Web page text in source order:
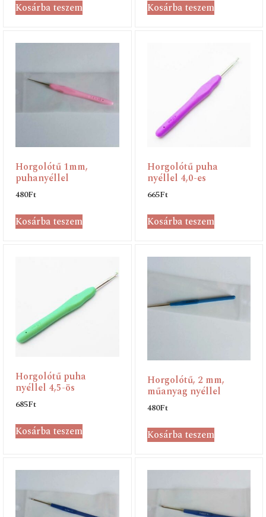
Kosárba teszem Kosárba teszem
Horgolótű 1mm,
puhanyéllel
480Ft
Kosárba teszem
Horgolótű puha
nyéllel 4,0-es
665Ft
Kosárba teszem
Horgolótű puha
nyéllel 4,5-ös
685Ft
Kosárba teszem
Horgolótű, 2 mm,
műanyag nyéllel
480Ft
Kosárba teszem